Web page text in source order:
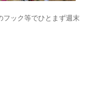
フック等でひとまず週末